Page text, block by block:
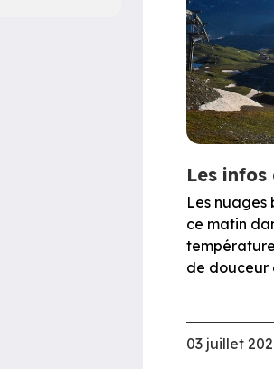
Les
Les nuages
ce matin
de douceur
03 juillet